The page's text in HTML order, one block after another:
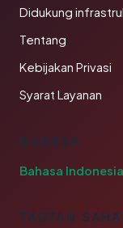
Didukung
Tentang
Kebijakan Privasi
Syarat Layanan
BAHASA
Bahasa Indonesia
TAUTAN